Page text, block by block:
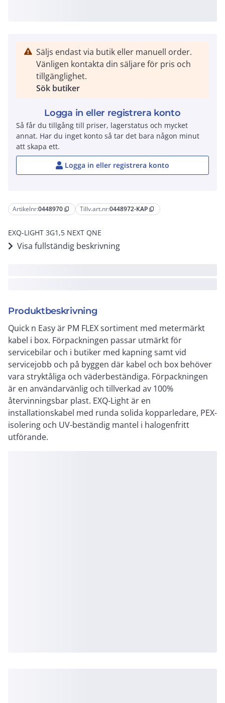
Artikelnr:0448970 content_copy Tillv.art.nr:0448972-KAP content_copy
EXQ-LIGHT 3G1,5 NEXT QNE
Visa fullständig beskrivning
Produktbeskrivning
Quick n Easy är PM FLEX sortiment med metermärkt
kabel i box. Förpackningen passar utmärkt för
servicebilar och i butiker med kapning samt vid
servicejobb och på byggen där kabel och box behöver
vara stryktåliga och väderbeständiga. Förpackningen
är en användarvänlig och tillverkad av 100%
återvinningsbar plast. EXQ-Light är en
installationskabel med runda solida kopparledare, PEX-
isolering och UV-beständig mantel i halogenfritt
utförande.
Säljs endast via butik eller manuell order.
Vänligen kontakta din säljare för pris och
tillgänglighet.
Sök butiker
Logga in eller registrera konto
Så får du tillgång till priser, lagerstatus och mycket
annat. Har du inget konto så tar det bara någon minut
att skapa ett.
Logga in eller registrera konto